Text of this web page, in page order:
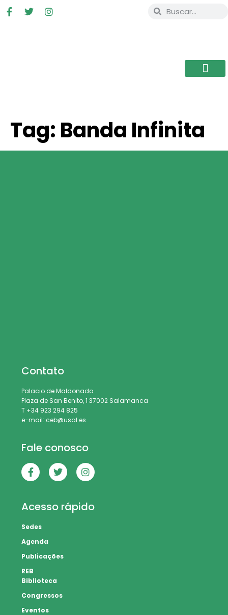
Tag: Banda Infinita
Contato
Palacio de Maldonado
Plaza de San Benito, 1 37002 Salamanca
T +34 923 294 825
e-mail: ceb@usal.es
Fale conosco
Acesso rápido
Sedes
Agenda
Publicações
REB
Biblioteca
Congressos
Eventos